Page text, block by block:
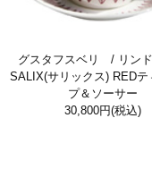
グスタフスベリ / リン
SALIX(サリックス) REDテ
プ＆ソーサー
30,800円(税込)